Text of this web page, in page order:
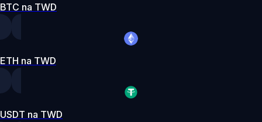
BTC na TWD
ETH na TWD
USDT na TWD